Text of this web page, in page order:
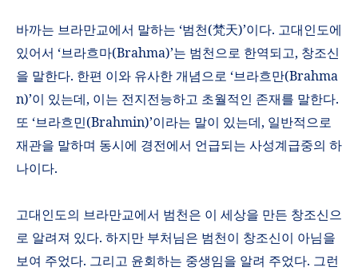
바까는 브라만교에서 말하는 ‘범천(梵天)’이다. 고대인도에
있어서 ‘브라흐마(Brahma)’는 범천으로 한역되고, 창조신
을 말한다. 한편 이와 유사한 개념으로 ‘브라흐만(Brahma
n)’이 있는데, 이는 전지전능하고 초월적인 존재를 말한다.
또 ‘브라흐민(Brahmin)’이라는 말이 있는데, 일반적으로
재관을 말하며 동시에 경전에서 언급되는 사성계급중의 하
나이다.
고대인도의 브라만교에서 범천은 이 세상을 만든 창조신으
로 알려져 있다. 하지만 부처님은 범천이 창조신이 아님을
보여 주었다. 그리고 윤회하는 중생임을 알려 주었다. 그런